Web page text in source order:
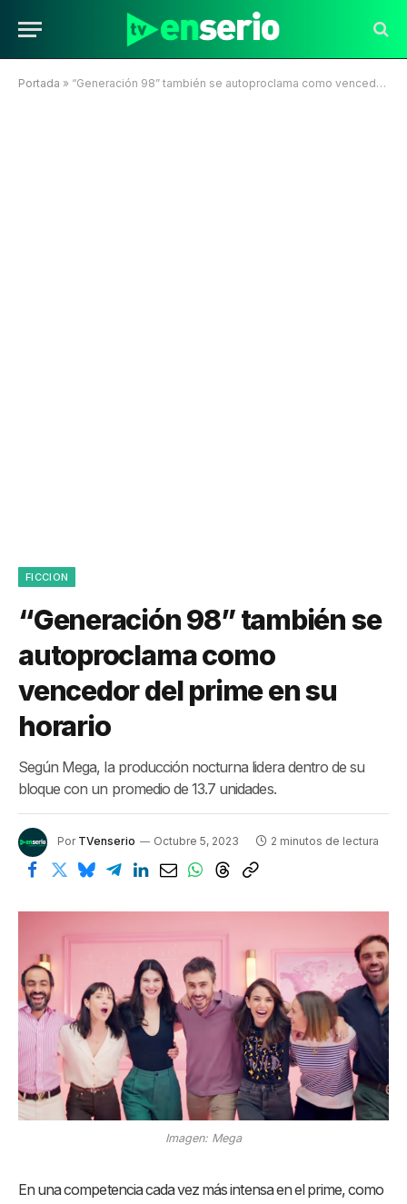
Portada » “Generación 98” también se autoproclama como vencedor del prime en su horario
FICCION
“Generación 98” también se
autoproclama como
vencedor del prime en su
horario
Según Mega, la producción nocturna lidera dentro de su
bloque con un promedio de 13.7 unidades.
Por TVenserio Octubre 5, 2023 2 minutos de lectura
Imagen: Mega
En una competencia cada vez más intensa en el prime, como